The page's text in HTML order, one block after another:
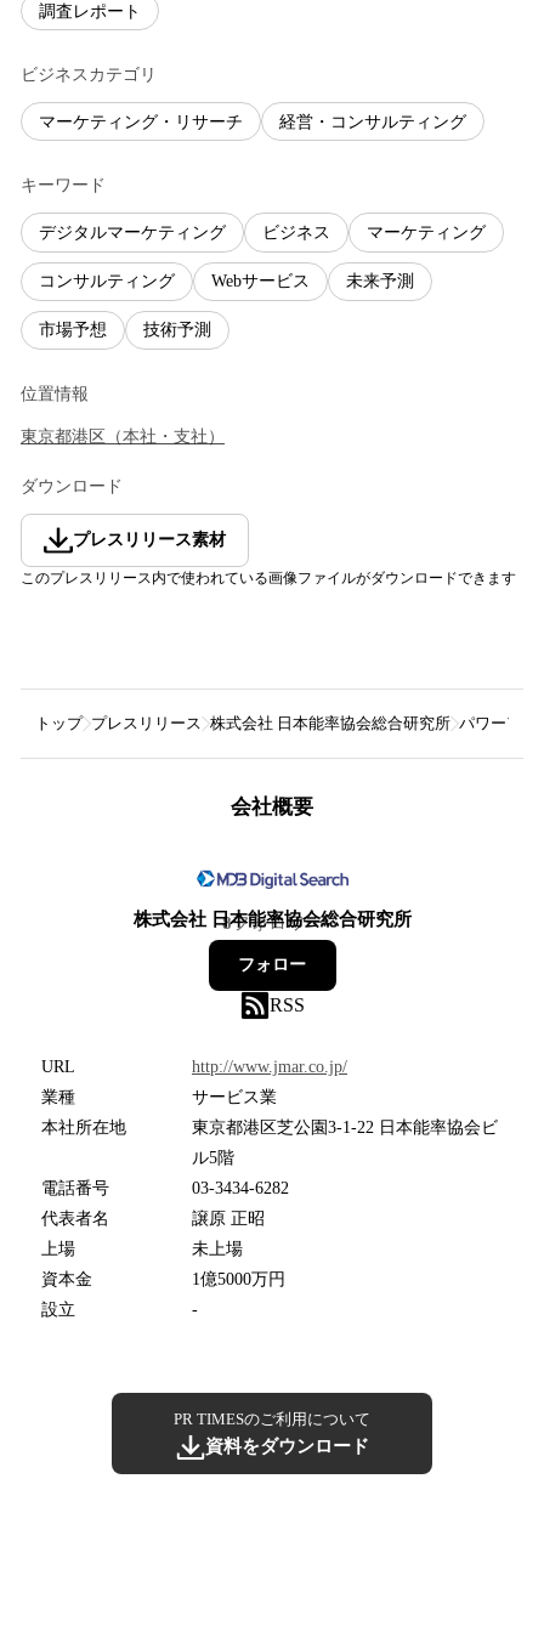
調査レポート
ビジネスカテゴリ
マーケティング・リサーチ 経営・コンサルティング
キーワード
デジタルマーケティング ビジネス マーケティング
コンサルティング Webサービス 未来予測
市場予想 技術予測
位置情報
東京都港区 （本社・支社 ）
ダウンロード
プレスリリース素材
このプレスリリース内で使われている画像ファイルがダウンロードできます
トップ プレスリリース 株式会社 日本能率協会総合研究所 パワーア
会社概要
株式会社 日本能率協会総合研究所
8フォロワー
フォロー
RSS
URL
http://www.jmar.co.jp/
業種
サービス業
本社所在地
東京都港区芝公園3-1-22 日本能率協会ビ
ル5階
電話番号
03-3434-6282
代表者名
譲原 正昭
上場
未上場
資本金
1億5000万円
設立
-
PR TIMESのご利用について
資料をダウンロード